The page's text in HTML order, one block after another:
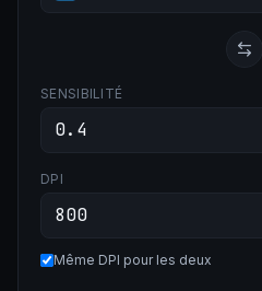
SENSIBILITÉ
DPI
Même DPI pour les deux